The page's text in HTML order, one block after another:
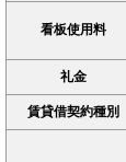
看板使用料
礼金
賃貸借契約種別